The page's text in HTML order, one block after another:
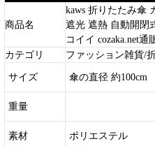
商品名
kaws 折りたたみ傘
遮光 遮熱 自動開閉
コイイ cozaka.net通
カテゴリ
ファッション雑貨/
サイズ 傘の直径 約100cm
重量
素材 ポリエステル